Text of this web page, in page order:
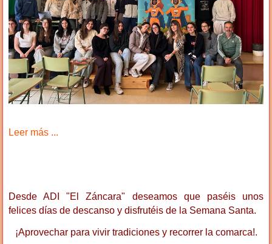
Leer más ...
Desde ADI "El Záncara" deseamos que paséis unos
felices días de descanso y disfrutéis de la Semana Santa.
¡Aprovechar para vivir tradiciones y recorrer la comarca!.